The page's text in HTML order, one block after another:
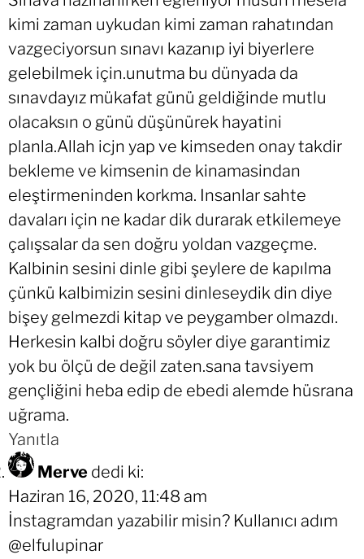
kimi zaman uykudan kimi zaman rahatından
vazgeciyorsun sınavı kazanıp iyi biyerlere
gelebilmek için.unutma bu dünyada da
sınavdayız mükafat günü geldiğinde mutlu
olacaksın o günü düşünürek hayatini
planla.Allah icjn yap ve kimseden onay takdir
bekleme ve kimsenin de kinamasindan
eleştirmeninden korkma. Insanlar sahte
davaları için ne kadar dik durarak etkilemeye
çalışsalar da sen doğru yoldan vazgeçme.
Kalbinin sesini dinle gibi şeylere de kapılma
çünkü kalbimizin sesini dinleseydik din diye
bişey gelmezdi kitap ve peygamber olmazdı.
Herkesin kalbi doğru söyler diye garantimiz
yok bu ölçü de değil zaten.sana tavsiyem
gençliğini heba edip de ebedi alemde hüsrana
uğrama.
Yanıtla
Merve dedi ki:
Haziran 16, 2020, 11:48 am
İnstagramdan yazabilir misin? Kullanıcı adım
@elfulupinar